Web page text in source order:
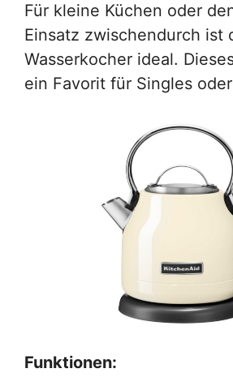
Für kleine Küchen oder
Einsatz zwischendurch ist
Wasserkocher ideal.
ein Favorit für Singles
Funktionen: